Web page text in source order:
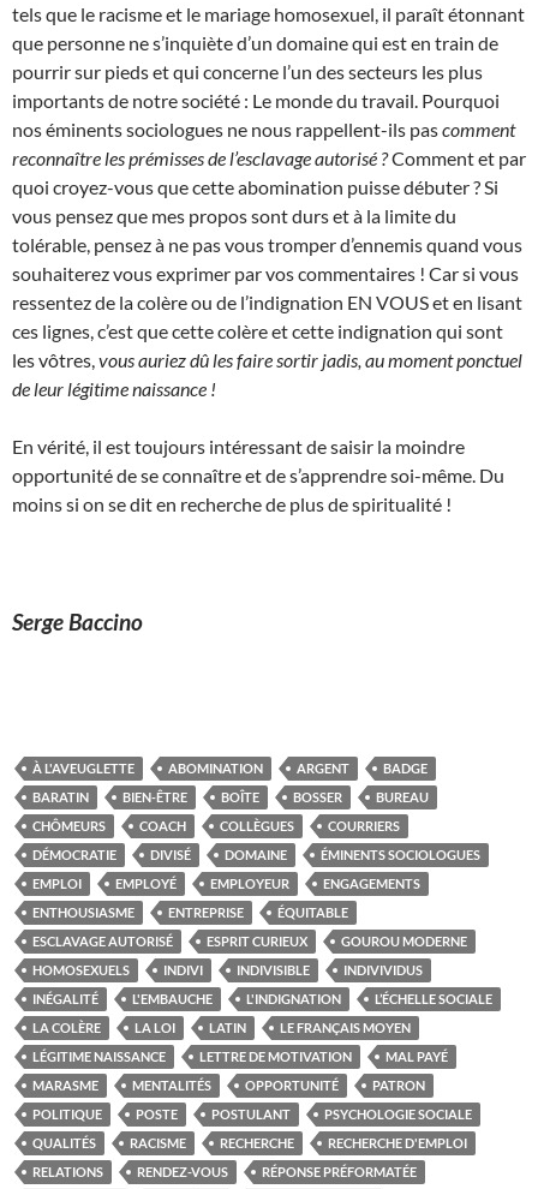
tels que le racisme et le mariage homosexuel, il paraît étonnant
que personne ne s’inquiète d’un domaine qui est en train de
pourrir sur pieds et qui concerne l’un des secteurs les plus
importants de notre société : Le monde du travail. Pourquoi
nos éminents sociologues ne nous rappellent-ils pascomment
reconnaître les prémisses de l’esclavage autorisé ?Comment et par
quoi croyez-vous que cette abomination puisse débuter ? Si
vous pensez que mes propos sont durs et à la limite du
tolérable, pensez à ne pas vous tromper d’ennemis quand vous
souhaiterez vous exprimer par vos commentaires ! Car si vous
ressentez de la colère ou de l’indignation EN VOUS et en lisant
ces lignes, c’est que cette colère et cette indignation qui sont
les vôtres, vous auriez dû les faire sortir jadis, au moment ponctuel
de leur légitime naissance !
En vérité, il est toujours intéressant de saisir la moindre
opportunité de se connaître et de s’apprendre soi-même. Du
moins si on se dit en recherche de plus de spiritualité !
Serge Baccino
À L'AVEUGLETTE ABOMINATION ARGENT
BADGE
BARATIN
BIEN-ÊTRE BOÎTE BOSSER
BUREAU
CHÔMEURS
COACH COLLÈGUES
COURRIERS
DÉMOCRATIE
DIVISÉ DOMAINE
ÉMINENTS SOCIOLOGUES
EMPLOI
EMPLOYÉ EMPLOYEUR
ENGAGEMENTS
ENTHOUSIASME
ENTREPRISE
ÉQUITABLE
ESCLAVAGE AUTORISÉ
ESPRIT CURIEUX
GOUROU MODERNE
HOMOSEXUELS
INDIVI INDIVISIBLE
INDIVIVIDUS
INÉGALITÉ
L'EMBAUCHE L'INDIGNATION
L’ÉCHELLE SOCIALE
LA COLÈRE
LA LOI LATIN
LE FRANÇAIS MOYEN
LÉGITIME NAISSANCE
LETTRE DE MOTIVATION
MAL PAYÉ
MARASME
MENTALITÉS OPPORTUNITÉ
PATRON
POLITIQUE
POSTE POSTULANT
PSYCHOLOGIE SOCIALE
QUALITÉS
RACISME RECHERCHE
RECHERCHE D'EMPLOI
RELATIONS
RENDEZ-VOUS
RÉPONSE PRÉFORMATÉE